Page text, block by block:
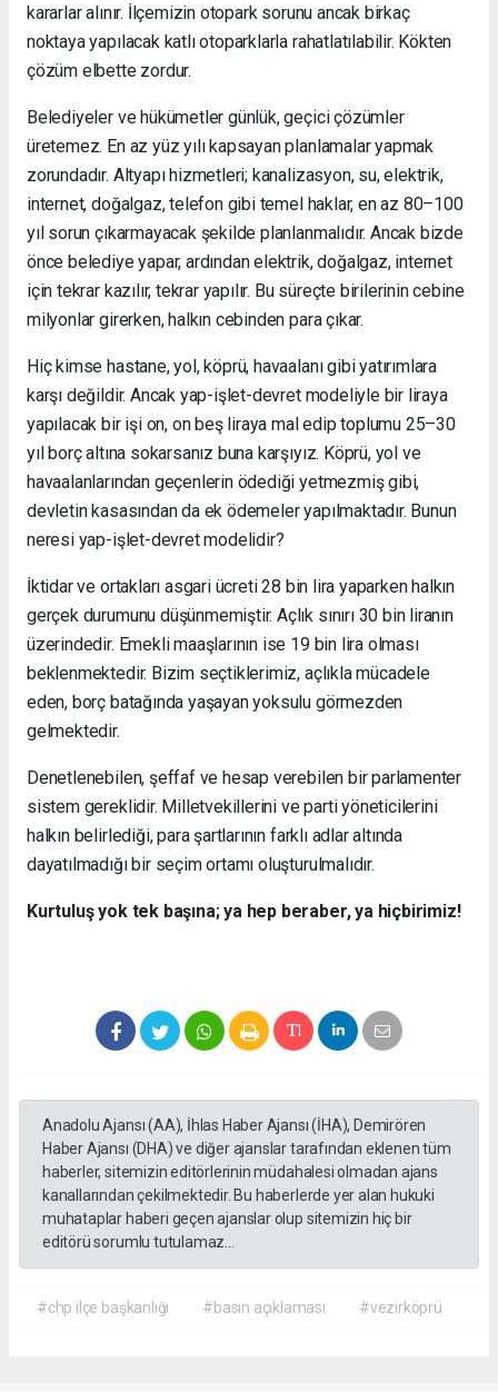
kararlar alınır. İlçemizin otopark sorunu ancak birkaç
noktaya yapılacak katlı otoparklarla rahatlatılabilir. Kökten
çözüm elbette zordur.
Belediyeler ve hükümetler günlük, geçici çözümler
üretemez. En az yüz yılı kapsayan planlamalar yapmak
zorundadır. Altyapı hizmetleri; kanalizasyon, su, elektrik,
internet, doğalgaz, telefon gibi temel haklar, en az 80–100
yıl sorun çıkarmayacak şekilde planlanmalıdır. Ancak bizde
önce belediye yapar, ardından elektrik, doğalgaz, internet
için tekrar kazılır, tekrar yapılır. Bu süreçte birilerinin cebine
milyonlar girerken, halkın cebinden para çıkar.
Hiç kimse hastane, yol, köprü, havaalanı gibi yatırımlara
karşı değildir. Ancak yap-işlet-devret modeliyle bir liraya
yapılacak bir işi on, on beş liraya mal edip toplumu 25–30
yıl borç altına sokarsanız buna karşıyız. Köprü, yol ve
havaalanlarından geçenlerin ödediği yetmezmiş gibi,
devletin kasasından da ek ödemeler yapılmaktadır. Bunun
neresi yap-işlet-devret modelidir?
İktidar ve ortakları asgari ücreti 28 bin lira yaparken halkın
gerçek durumunu düşünmemiştir. Açlık sınırı 30 bin liranın
üzerindedir. Emekli maaşlarının ise 19 bin lira olması
beklenmektedir. Bizim seçtiklerimiz, açlıkla mücadele
eden, borç batağında yaşayan yoksulu görmezden
gelmektedir.
Denetlenebilen, şeffaf ve hesap verebilen bir parlamenter
sistem gereklidir. Milletvekillerini ve parti yöneticilerini
halkın belirlediği, para şartlarının farklı adlar altında
dayatılmadığı bir seçim ortamı oluşturulmalıdır.
Kurtuluş yok tek başına; ya hep beraber, ya hiçbirimiz!
Anadolu Ajansı (AA), İhlas Haber Ajansı (İHA), Demirören
Haber Ajansı (DHA) ve diğer ajanslar tarafından eklenen tüm
haberler, sitemizin editörlerinin müdahalesi olmadan ajans
kanallarından çekilmektedir. Bu haberlerde yer alan hukuki
muhataplar haberi geçen ajanslar olup sitemizin hiç bir
editörü sorumlu tutulamaz...
#chp ilçe başkanlığı #basın açıklaması #vezirköprü